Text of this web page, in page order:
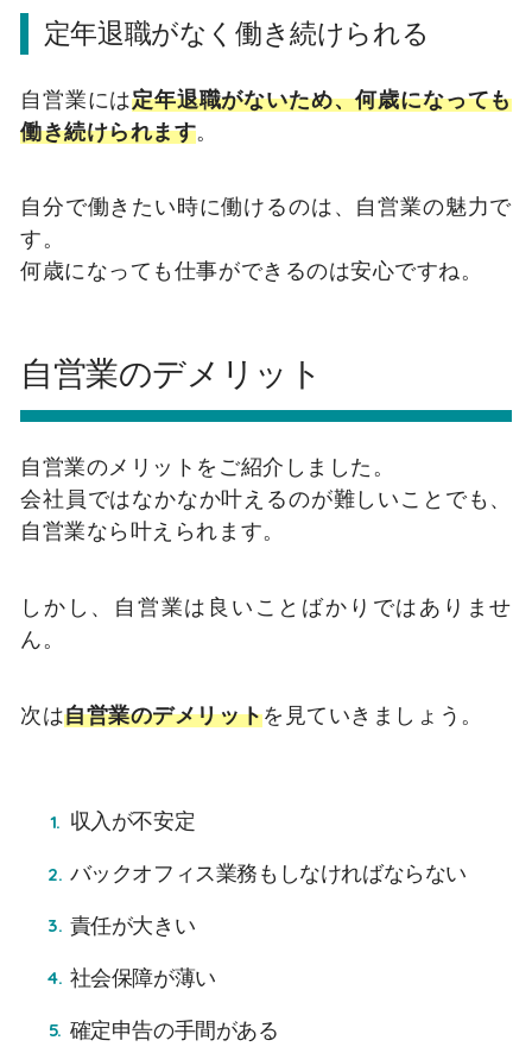
定年退職がなく働き続けられる
自営業には定年退職がないため、何歳になっても
働き続けられます。
自分で働きたい時に働けるのは、自営業の魅力で
す。
何歳になっても仕事ができるのは安心ですね。
自営業のデメリット
自営業のメリットをご紹介しました。
会社員ではなかなか叶えるのが難しいことでも、
自営業なら叶えられます。
しかし、自営業は良いことばかりではありませ
ん。
次は自営業のデメリットを見ていきましょう。
収入が不安定
バックオフィス業務もしなければならない
責任が大きい
社会保障が薄い
確定申告の手間がある